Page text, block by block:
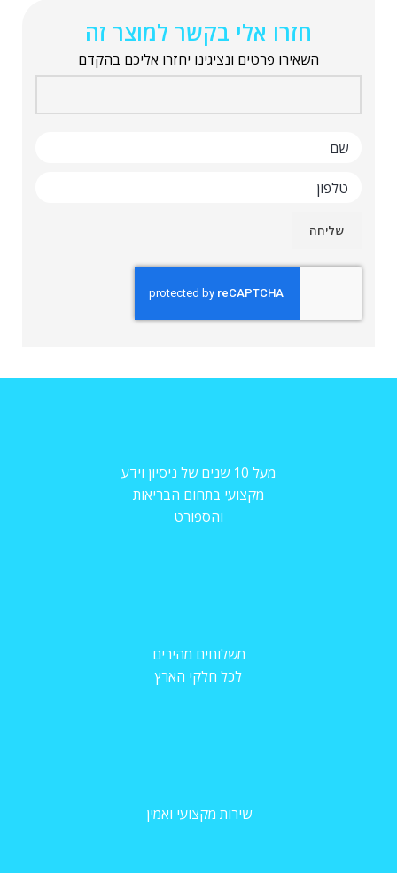
חזרו אלי בקשר למוצר זה
השאירו פרטים ונציגינו יחזרו אליכם בהקדם
מעל 10 שנים של ניסיון וידע
מקצועי בתחום הבריאות
והספורט
משלוחים מהירים
לכל חלקי הארץ
שירות מקצועי ואמין